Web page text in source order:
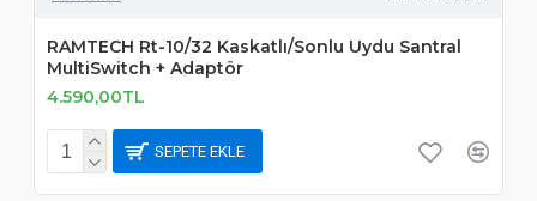
RAMTECH Rt-10/32 Kaskatlı/Sonlu Uydu Santral
MultiSwitch + Adaptör
4.590,00TL
SEPETE EKLE